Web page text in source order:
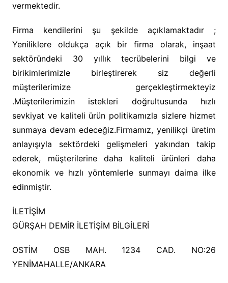
vermektedir.
Firma kendilerini şu şekilde açıklamaktadır ;
Yeniliklere oldukça açık bir firma olarak, inşaat
sektöründeki 30 yıllık tecrübelerini bilgi ve
birikimlerimizle birleştirerek siz değerli
müşterilerimize gerçekleştirmekteyiz
.Müşterilerimizin istekleri doğrultusunda hızlı
sevkiyat ve kaliteli ürün politikamızla sizlere hizmet
sunmaya devam edeceğiz.Firmamız, yenilikçi üretim
anlayışıyla sektördeki gelişmeleri yakından takip
ederek, müşterilerine daha kaliteli ürünleri daha
ekonomik ve hızlı yöntemlerle sunmayı daima ilke
edinmiştir.
İLETİŞİM
GÜRŞAH DEMİR İLETİŞİM BİLGİLERİ
OSTİM OSB MAH. 1234 CAD. NO:26
YENİMAHALLE/ANKARA